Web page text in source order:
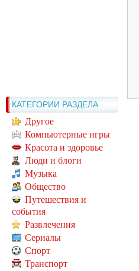
КАТЕГОРИИ РАЗДЕЛА
Другое
Компьютерные игры
Красота и здоровье
Люди и блоги
Музыка
Общество
Путешествия и
события
Развлечения
Сериалы
Спорт
Транспорт